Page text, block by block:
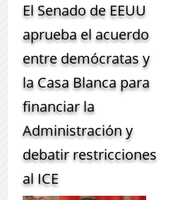
El Senado de EEUU
aprueba el acuerdo
entre demócratas y
la Casa Blanca para
financiar la
Administración y
debatir restricciones
al ICE